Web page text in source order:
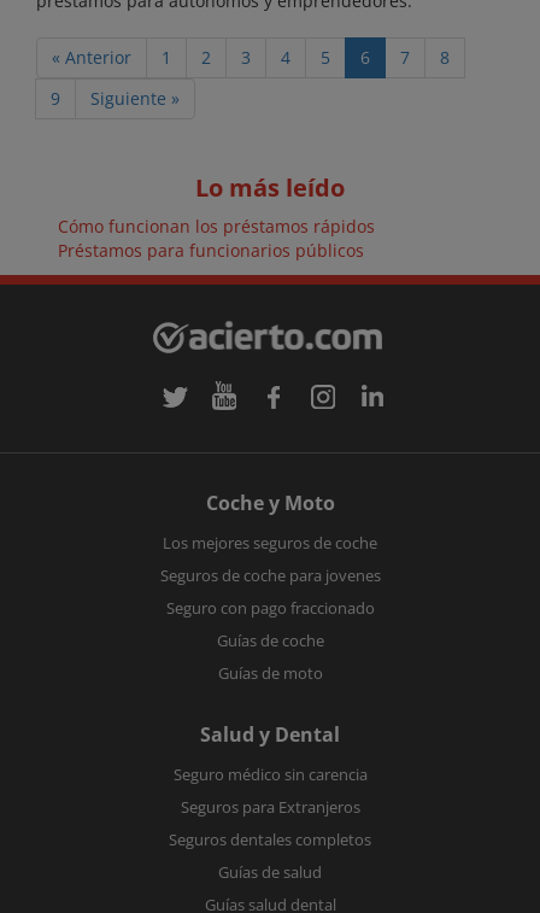
« Anterior 1 2 3 4 5 6 7
8
9
Siguiente »
Lo más leído
Cómo funcionan los préstamos rápidos
Préstamos para funcionarios públicos
Coche y Moto
Los mejores seguros de coche
Seguros de coche para jovenes
Seguro con pago fraccionado
Guías de coche
Guías de moto
Salud y Dental
Seguro médico sin carencia
Seguros para Extranjeros
Seguros dentales completos
Guías de salud
Guías salud dental